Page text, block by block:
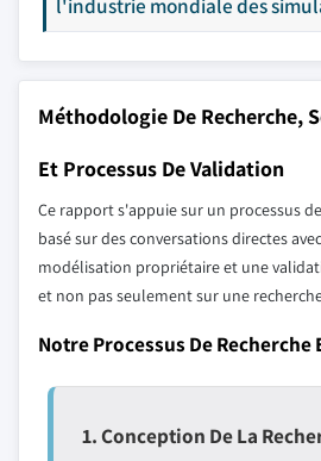
Méthodologie De Recherche,
Et Processus De Validation
Ce rapport s'appuie sur un processus
basé sur des conversations directes
modélisation propriétaire et une
et non pas seulement sur une
Notre Processus De Recherche
1. Conception De La